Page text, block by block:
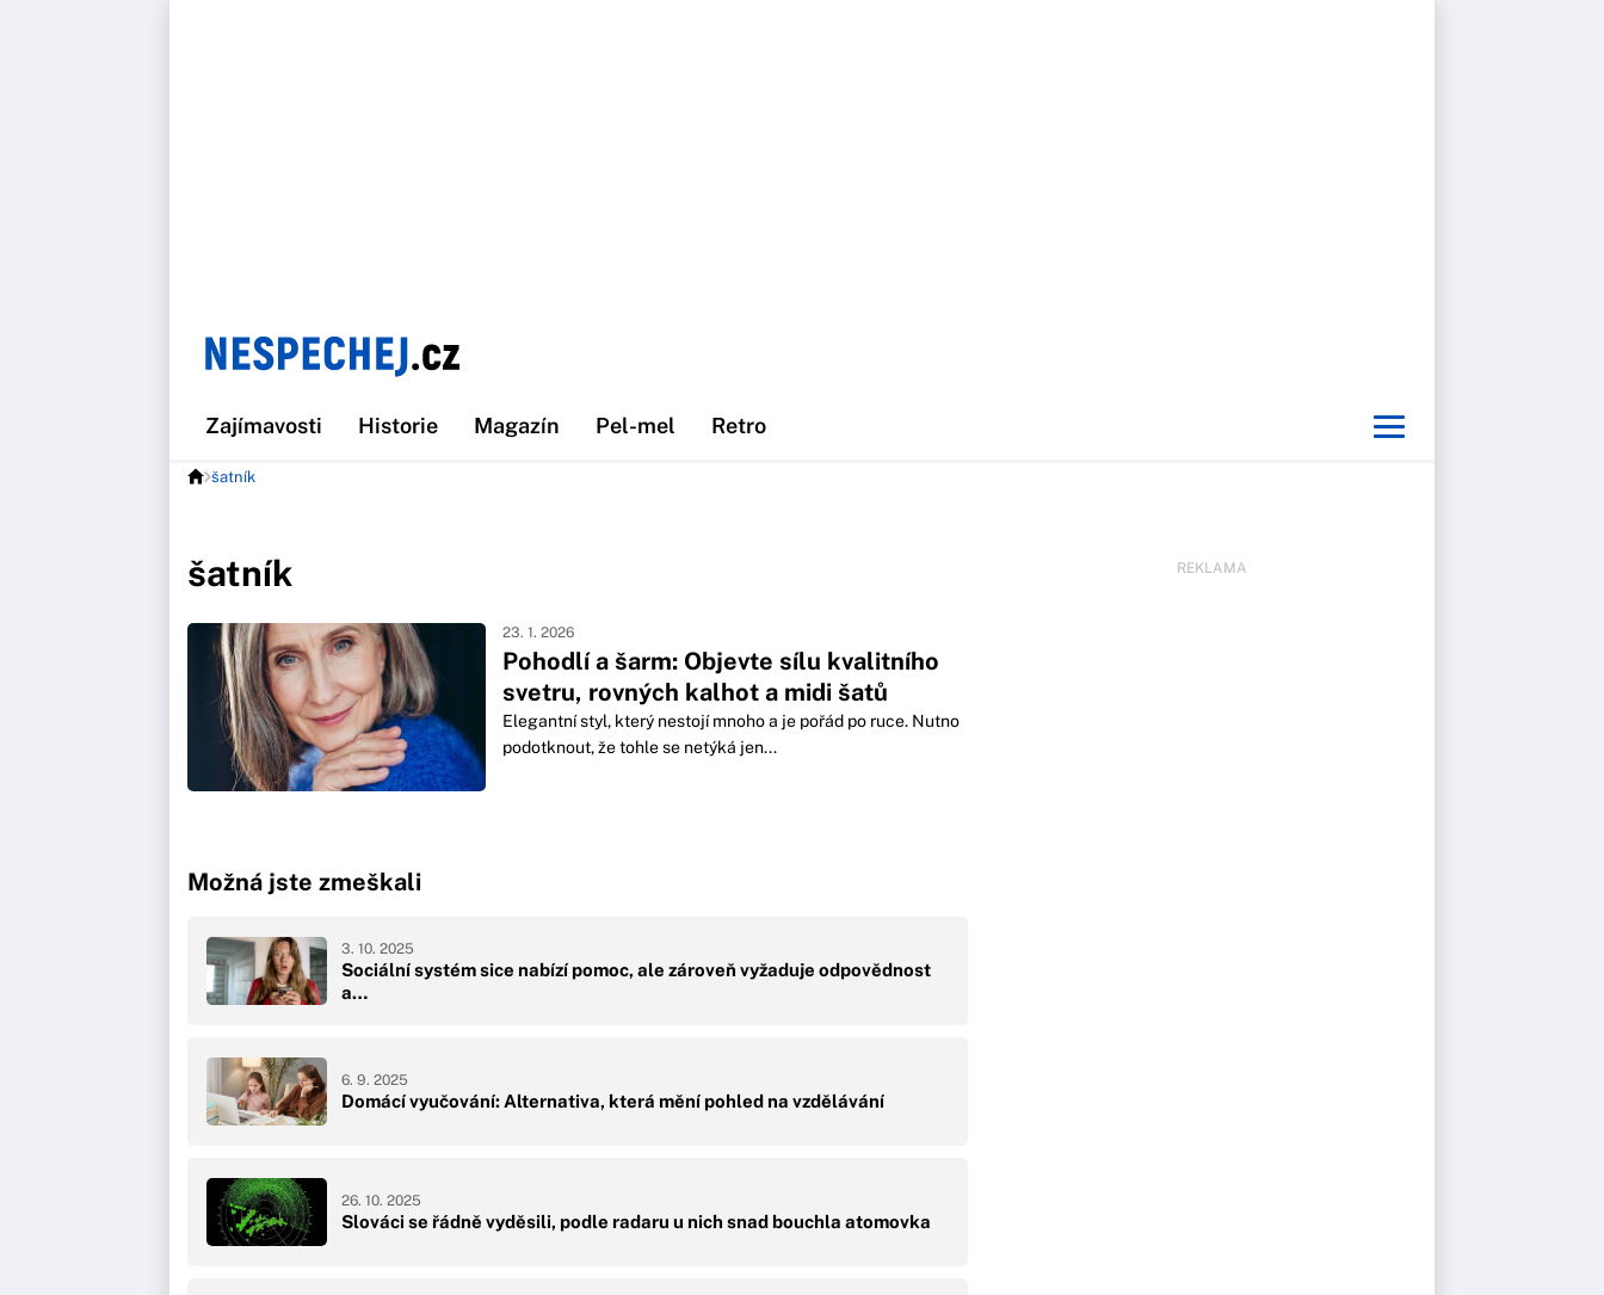
Zajímavosti Historie Magazín Pel-mel Retro
šatník
šatník
Pohodlí a šarm: Objevte sílu kvalitního
svetru, rovných kalhot a midi šatů
23. 1. 2026
Elegantní styl, který nestojí mnoho a je pořád po ruce. Nutno
podotknout, že tohle se netýká jen...
Možná jste zmeškali
Sociální systém sice nabízí pomoc, ale zároveň vyžaduje odpovědnost
a…
3. 10. 2025
Domácí vyučování: Alternativa, která mění pohled na vzdělávání
6. 9. 2025
Slováci se řádně vyděsili, podle radaru u nich snad bouchla atomovka
26. 10. 2025
REKLAMA